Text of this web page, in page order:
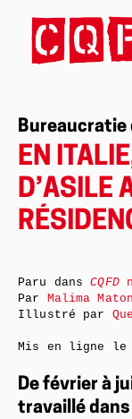
Bureaucratie
EN
D’ASILE
De février à
travaillé dans
Paru dansCQFD
Par Malima
Illustré par
Mis en ligne le